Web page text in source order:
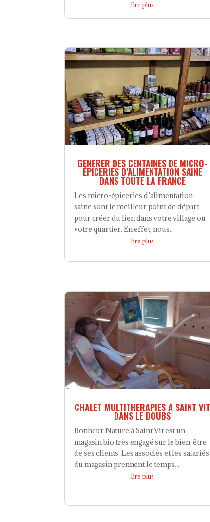
lire plus
GÉNÉRER DES CENTAINES DE MICRO-
ÉPICERIES D’ALIMENTATION SAINE
DANS TOUTE LA FRANCE
Les micro-épiceries d’alimentation
saine sont le meilleur point de départ
pour créer du lien dans votre village ou
votre quartier. En effet, nous...
lire plus
CHALET MULTITHÉRAPIES À SAINT VIT
DANS LE DOUBS
Bonheur Nature à Saint Vit est un
magasin bio très engagé sur le bien-être
de ses clients. Les associés et les salariés
du magasin prennent le temps...
lire plus